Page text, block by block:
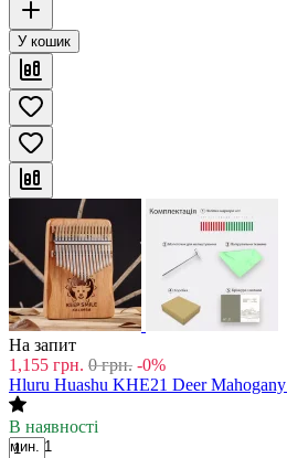
У кошик
На запит
1,155 грн. 0 грн. -0%
Hluru Huashu KHE21 Deer
В наявності
мин. 1